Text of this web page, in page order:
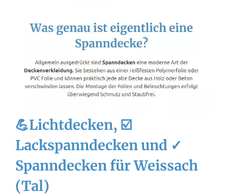
💪Lichtdecken, ☑️
Lackspanndecken und ✓
Spanndecken für Weissach
(Tal)